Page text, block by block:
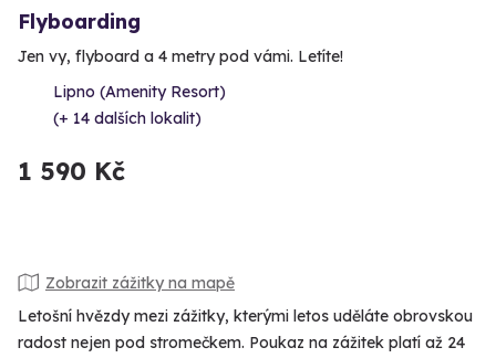
Flyboarding
Jen vy, flyboard a 4 metry pod vámi. Letíte!
Lipno (Amenity Resort)
(+ 14 dalších lokalit)
1 590 Kč
Zobrazit zážitky na mapě
Letošní hvězdy mezi zážitky, kterými letos uděláte obrovskou
radost nejen pod stromečkem. Poukaz na zážitek platí až 24